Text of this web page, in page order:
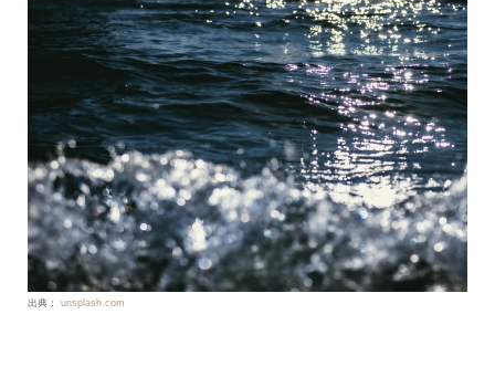
出典： unsplash.com